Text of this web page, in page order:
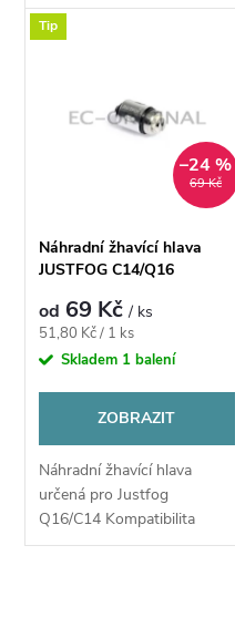
k
u
Tip
69 Kč
–24 %
Náhradní žhavící hlava
JUSTFOG C14/Q16
od 69 Kč/ ks
Měrná
cena:
51,80 Kč / 1 ks
Skladem 1 balení
ZOBRAZIT
Náhradní žhavící hlava
určená pro Justfog
Q16/C14 Kompatibilita
- JUSTFOG P16A & P14A &